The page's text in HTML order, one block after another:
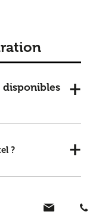
disponibles
?